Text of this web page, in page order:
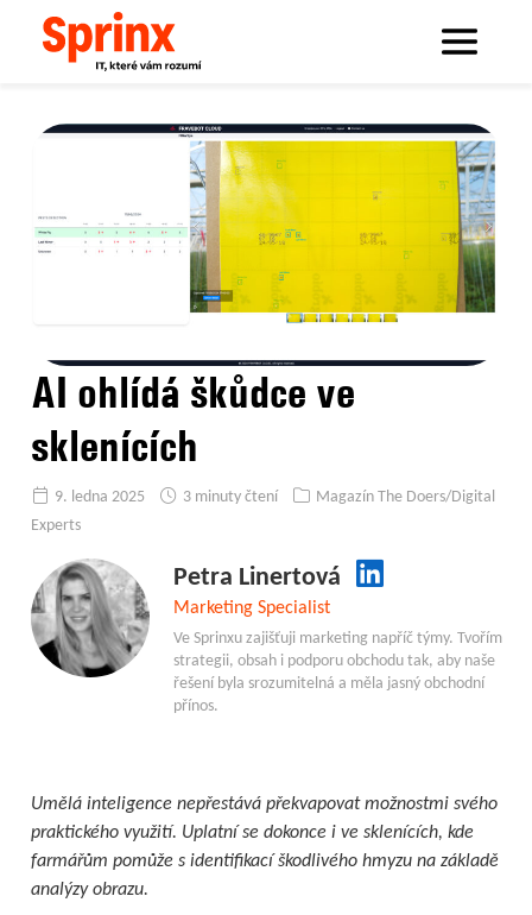
Sprinx.com Sprinx bloguje AI ohlídá škůdce ve sklenících
AI ohlídá škůdce ve
sklenících
9. ledna 2025 3 minuty čtení
Magazín The Doers/Digital
Experts
Petra Linertová
Marketing Specialist
Ve Sprinxu zajišťuji marketing napříč týmy. Tvořím
strategii, obsah i podporu obchodu tak, aby naše
řešení byla srozumitelná a měla jasný obchodní
přínos.
Umělá inteligence nepřestává překvapovat možnostmi svého
praktického využití. Uplatní se dokonce i ve sklenících, kde
farmářům pomůže s identifikací škodlivého hmyzu na základě
analýzy obrazu.